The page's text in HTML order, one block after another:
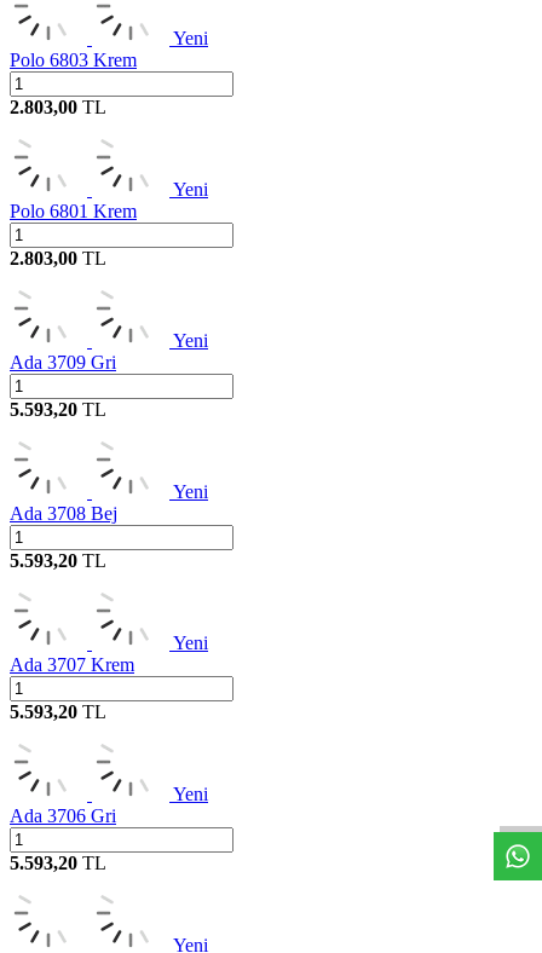
Yeni
Polo 6803 Krem
2.803,00 TL
Yeni
Polo 6801 Krem
2.803,00 TL
Yeni
Ada 3709 Gri
5.593,20 TL
Yeni
Ada 3708 Bej
5.593,20 TL
Yeni
Ada 3707 Krem
5.593,20 TL
Yeni
Ada 3706 Gri
5.593,20 TL
Yeni